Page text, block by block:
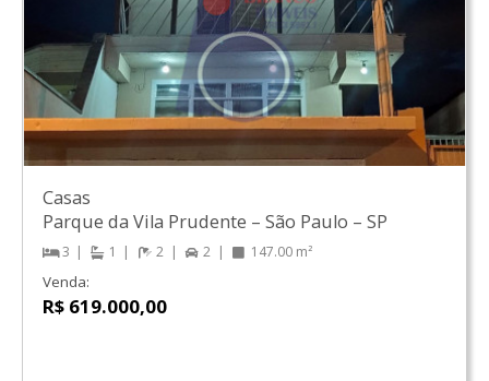
Casas
Parque da Vila Prudente – São Paulo – SP
3 1 2 2 147.00 m²
Venda:
R$ 619.000,00